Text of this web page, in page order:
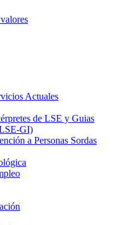
Actuales
de LSE y Guias
GI)
a Personas Sordas